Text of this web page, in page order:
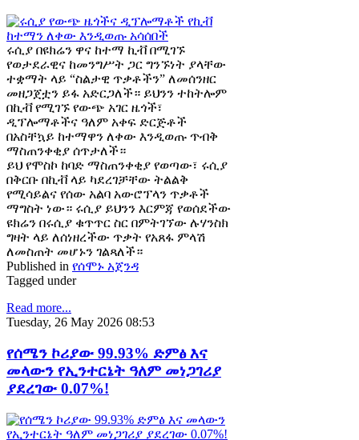
ሩሲያ በዩክሬን ዋና ከተማ ኪቭ በሚገኙ
የወታደራዊና ከመንግሥት ጋር ግንኙነት ያላቸው
ተቋማት ላይ “ስልታዊ ጥቃቶችን” ለመሰንዘር
መዘጋጀቷን ይፋ አድርጋለች። ይህንን ተከትሎም
በኪቭ የሚገኙ የውጭ አገር ዜጎች፣
ዲፕሎማቶችና ዓለም አቀፍ ድርጅቶች
በአስቸኳይ ከተማዋን ለቀው እንዲወጡ ጥብቅ
ማስጠንቀቂያ ሰጥታለች።
ይህ የሞስኮ ከባድ ማስጠንቀቂያ የወጣው፣ ሩሲያ
በቅርቡ በኪቭ ላይ ካደረገቻቸው ትልልቅ
የሚሳይልና የሰው አልባ አውሮፕላን ጥቃቶች
ማግስት ነው። ሩሲያ ይህንን እርምጃ የወሰደችው
ዩክሬን በሩሲያ ቁጥጥር ስር በምትገኘው ሉሃንስክ
ግዛት ላይ ለሰነዘረችው ጥቃት የአጸፋ ምላሽ
ለመስጠት መሆኑን ገልጻለች።
Published in የሰሞኑ አጀንዳ
Tagged under
Read more...
Tuesday, 26 May 2026 08:53
የሰሜን ኮሪያው 99.93% ድምፅ እና
መላውን የኢንተርኔት ዓለም መነጋገሪያ
ያደረገው 0.07%!